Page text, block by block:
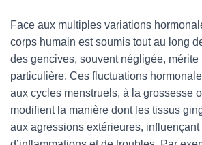
Face aux multiples variations
corps humain est soumis tout au long
des gencives, souvent négligée, mérite
particulière. Ces fluctuations
aux cycles menstruels, à la grossesse
modifient la manière dont les tissus
aux agressions extérieures, influençant